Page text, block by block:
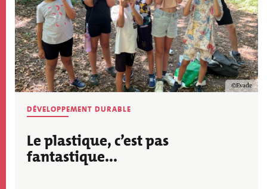
Evade
THÉMATIQUE
DÉVELOPPEMENT DURABLE
Le plastique, c’est pas
fantastique...